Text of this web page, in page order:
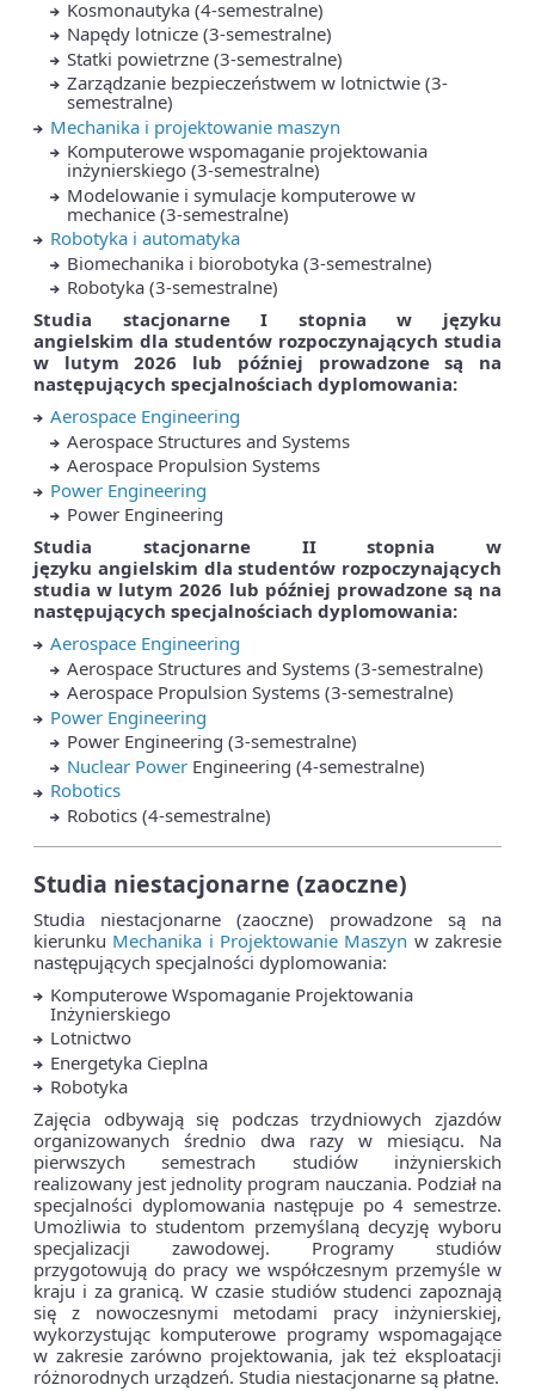
Kosmonautyka (4-semestralne)
Napędy lotnicze (3-semestralne)
Statki powietrzne (3-semestralne)
Zarządzanie bezpieczeństwem w lotnictwie (3-
semestralne)
Mechanika i projektowanie maszyn
Komputerowe wspomaganie projektowania
inżynierskiego (3-semestralne)
Modelowanie i symulacje komputerowe w
mechanice (3-semestralne)
Robotyka i automatyka
Biomechanika i biorobotyka (3-semestralne)
Robotyka (3-semestralne)
Studia stacjonarne I stopnia w języku
angielskim dla studentów rozpoczynających studia
w lutym 2026 lub później prowadzone są na
następujących specjalnościach dyplomowania:
Aerospace Engineering
Aerospace Structures and Systems
Aerospace Propulsion Systems
Power Engineering
Power Engineering
Studia stacjonarne II stopnia w
języku angielskim dla studentów rozpoczynających
studia w lutym 2026 lub później prowadzone są na
następujących specjalnościach dyplomowania:
Aerospace Engineering
Aerospace Structures and Systems (3-semestralne)
Aerospace Propulsion Systems (3-semestralne)
Power Engineering
Power Engineering (3-semestralne)
Nuclear Power Engineering (4-semestralne)
Robotics
Robotics (4-semestralne)
Studia niestacjonarne (zaoczne)
Studia niestacjonarne (zaoczne) prowadzone są na
kierunku Mechanika i Projektowanie Maszyn w zakresie
następujących specjalności dyplomowania:
Komputerowe Wspomaganie Projektowania
Inżynierskiego
Lotnictwo
Energetyka Cieplna
Robotyka
Zajęcia odbywają się podczas trzydniowych zjazdów
organizowanych średnio dwa razy w miesiącu. Na
pierwszych semestrach studiów inżynierskich
realizowany jest jednolity program nauczania. Podział na
specjalności dyplomowania następuje po 4 semestrze.
Umożliwia to studentom przemyślaną decyzję wyboru
specjalizacji zawodowej. Programy studiów
przygotowują do pracy we współczesnym przemyśle w
kraju i za granicą. W czasie studiów studenci zapoznają
się z nowoczesnymi metodami pracy inżynierskiej,
wykorzystując komputerowe programy wspomagające
w zakresie zarówno projektowania, jak też eksploatacji
różnorodnych urządzeń. Studia niestacjonarne są płatne.